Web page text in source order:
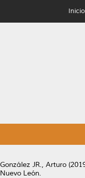
Inicio
González JR., Arturo
Nuevo León.